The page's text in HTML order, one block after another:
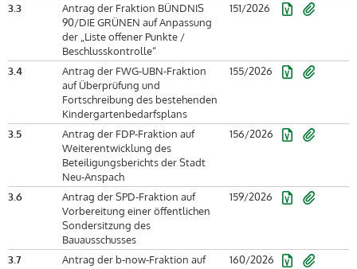
3.3
Antrag der Fraktion BÜNDNIS
90/DIE GRÜNEN auf Anpassung
der „Liste offener Punkte /
Beschlusskontrolle“
151/2026
3.4
Antrag der FWG-UBN-Fraktion
auf Überprüfung und
Fortschreibung des bestehenden
Kindergartenbedarfsplans
155/2026
3.5
Antrag der FDP-Fraktion auf
Weiterentwicklung des
Beteiligungsberichts der Stadt
Neu-Anspach
156/2026
3.6
Antrag der SPD-Fraktion auf
Vorbereitung einer öffentlichen
Sondersitzung des
Bauausschusses
159/2026
3.7
Antrag der b-now-Fraktion auf
160/2026